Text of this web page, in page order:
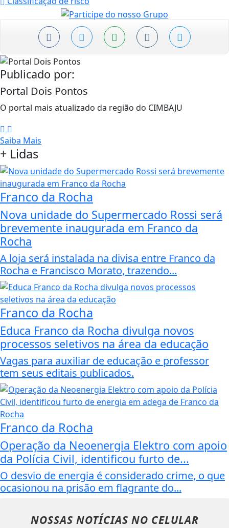
Publicado por:
Portal Dois Pontos
O portal mais atualizado da região do CIMBAJU
Saiba Mais
+ Lidas
Franco da Rocha
Nova unidade do Supermercado Rossi será
brevemente inaugurada em Franco da
Rocha
A loja será instalada na divisa entre Franco da
Rocha e Francisco Morato, trazendo...
Franco da Rocha
Educa Franco da Rocha divulga novos
processos seletivos na área da educação
Vagas para auxiliar de educação e professor
tem seus editais publicados.
Franco da Rocha
Operação da Neoenergia Elektro com apoio
da Polícia Civil, identificou furto de...
O desvio de energia é considerado crime, o que
ocasionou na prisão em flagrante do...
NOSSAS NOTÍCIAS NO CELULAR